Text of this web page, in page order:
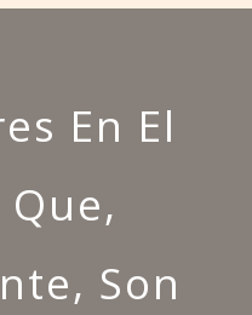
En El
Son